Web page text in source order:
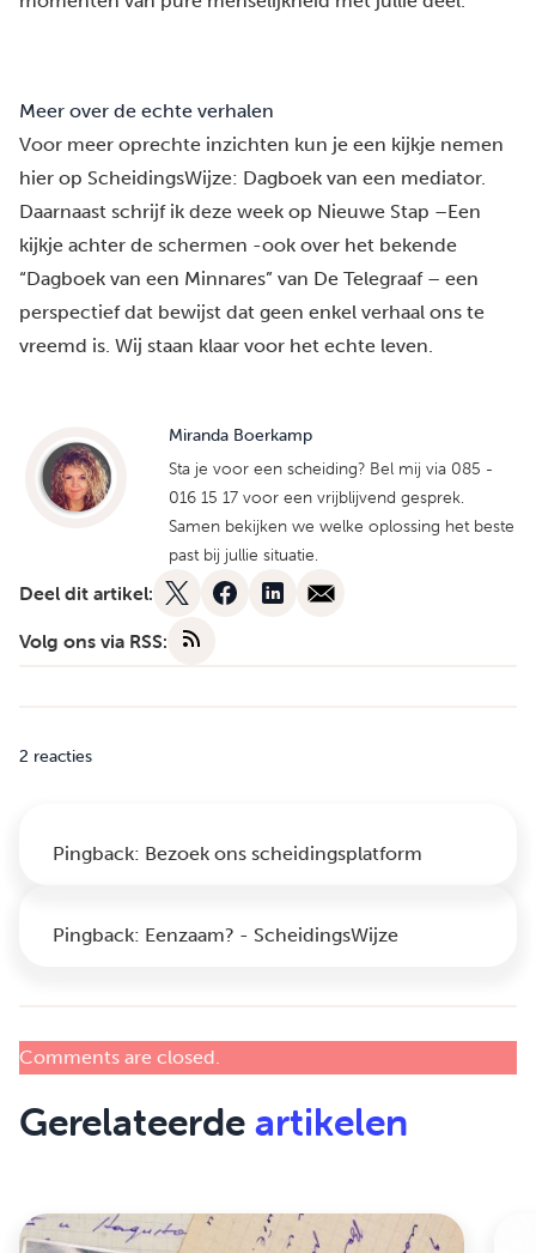
Meer over de echte verhalen
Voor meer oprechte inzichten kun je een kijkje nemen
hier op ScheidingsWijze: Dagboek van een mediator.
Daarnaast schrijf ik deze week op Nieuwe Stap –Een
kijkje achter de schermen -ook over het bekende
“Dagboek van een Minnares” van De Telegraaf – een
perspectief dat bewijst dat geen enkel verhaal ons te
vreemd is. Wij staan klaar voor het echte leven.
Miranda Boerkamp
Sta je voor een scheiding? Bel mij via 085 -
016 15 17 voor een vrijblijvend gesprek.
Samen bekijken we welke oplossing het beste
past bij jullie situatie.
Deel dit artikel:
Volg ons via RSS:
2 reacties
Pingback: Bezoek ons scheidingsplatform
Pingback: Eenzaam? - ScheidingsWijze
Comments are closed.
Gerelateerde artikelen